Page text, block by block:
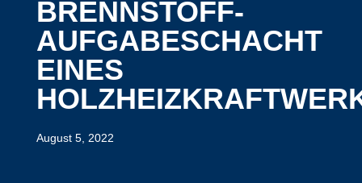
BRENNSTOFF-
AUFGABESCHACHT
EINES
August 5, 2022